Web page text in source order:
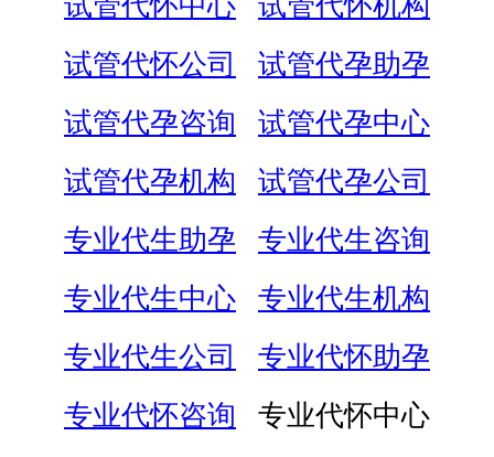
试管代怀公司
试管代孕助孕
试管代孕咨询
试管代孕中心
试管代孕机构
试管代孕公司
专业代生助孕
专业代生咨询
专业代生中心
专业代生机构
专业代生公司
专业代怀助孕
专业代怀咨询
专业代怀中心